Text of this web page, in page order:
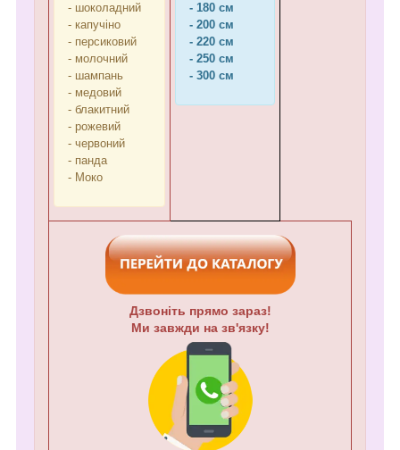
- шоколадний
- капучіно
- персиковий
- молочний
- шампань
- медовий
- блакитний
- рожевий
- червоний
- панда
- Моко
- 180 см
- 200 см
- 220 см
- 250 см
- 300 см
Дзвоніть прямо зараз!
Ми завжди на зв'язку!